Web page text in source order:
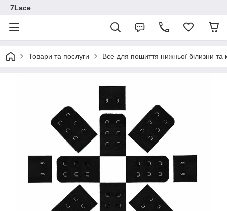
7Lace
Товари та послуги Все для пошиття нижньої білизни та